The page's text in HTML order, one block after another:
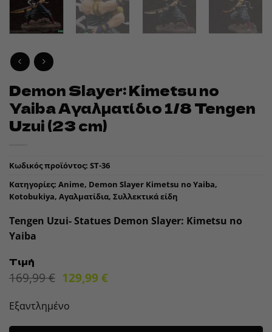
Demon Slayer: Kimetsu no
Yaiba Αγαλματίδιο 1/8 Tengen
Uzui (23 cm)
Κωδικός προϊόντος: ST-36
Κατηγορίες: Anime, Demon Slayer Kimetsu no Yaiba,
Kotobukiya, Αγαλματίδια, Συλλεκτικά είδη
Tengen Uzui- Statues Demon Slayer: Kimetsu no
Yaiba
Τιμή
169,99€ Original
price
was:
169,99 €.
129,99 €Η
129,99 €.
Εξαντλημένο